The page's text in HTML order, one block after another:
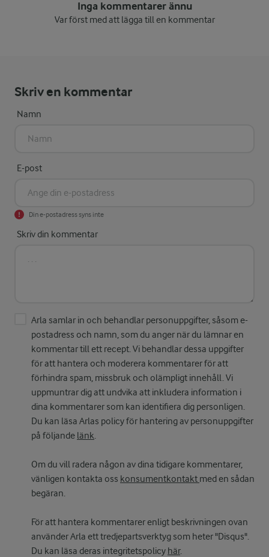
Inga kommentarer ännu
Var först med att lägga till en kommentar
Skriv en kommentar
Namn
E-post
Din e-postadress syns inte
Skriv din kommentar
Arla samlar in och behandlar personuppgifter, såsom e-
postadress och namn, som du anger när du lämnar en
kommentar till ett recept. Vi behandlar dessa uppgifter
för att hantera och moderera kommentarer för att
förhindra spam, missbruk och olämpligt innehåll. Vi
uppmuntrar dig att undvika att inkludera information i
dina kommentarer som kan identifiera dig personligen.
Du kan läsa Arlas policy för hantering av personuppgifter
på följande länk.
Om du vill radera någon av dina tidigare kommentarer,
vänligen kontakta oss konsumentkontakt med en sådan
begäran.
För att hantera kommentarer enligt beskrivningen ovan
använder Arla ett tredjepartsverktyg som heter "Disqus".
Du kan läsa deras integritetspolicy här.